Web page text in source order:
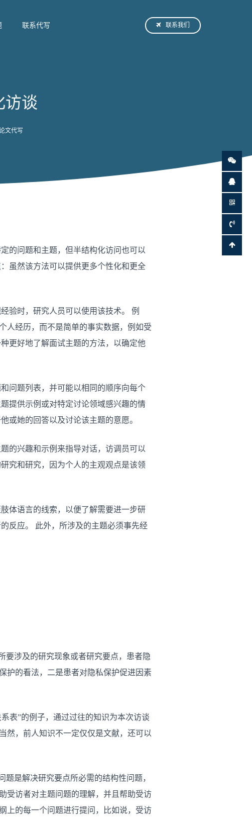
联系代写 联系我们
访谈
文代写
的问题和主题，但半结构化访问也可以
虽然该方法可以提供更多个性化和更全
验时，研究人员可以使用该技术。 例
人经历，而不是简单的事实数据，例如受
更好地了解面试主题的方法，以确定他
问题列表，并可能以相同的顺序向每个
提供示例或对特定讨论领域感兴趣的情
或她的回答以及讨论该主题的意愿。
的兴趣和示例来指导对话，访调员可以
究和研究，因为个人的主观观点是该领
体语言的线索，以便了解需要进一步研
反应。 此外，所涉及的主题必须事先经
要涉及的研究现象或者研究要点，患者隐
护的看法，二是患者对隐私保护促进因素
表”的例子，通过过往的知识为本次访谈
然，前人知识不一定仅仅是文献，还可以
是解决研究要点所必需的结构性问题，
受访者对主题问题的理解，并且帮助受访
上的每一个问题进行提问，比如说，受访